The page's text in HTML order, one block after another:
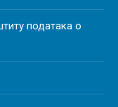
података о